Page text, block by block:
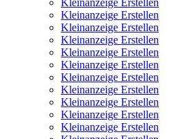
Kleinanzeige Erstellen
Kleinanzeige Erstellen
Kleinanzeige Erstellen
Kleinanzeige Erstellen
Kleinanzeige Erstellen
Kleinanzeige Erstellen
Kleinanzeige Erstellen
Kleinanzeige Erstellen
Kleinanzeige Erstellen
Kleinanzeige Erstellen